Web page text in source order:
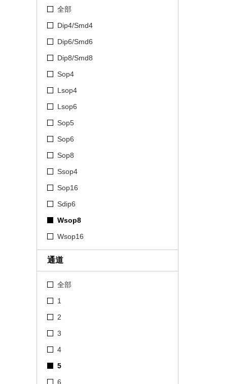
全部
Dip4/Smd4
Dip6/Smd6
Dip8/Smd8
Sop4
Lsop4
Lsop6
Sop5
Sop6
Sop8
Ssop4
Sop16
Sdip6
Wsop8
Wsop16
通道
全部
1
2
3
4
5
6